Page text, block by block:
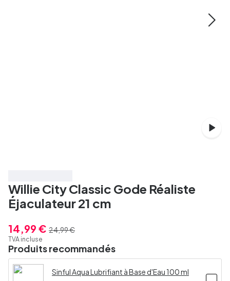
Willie City Classic Gode Réaliste
Éjaculateur 21 cm
14,99 € 24,99 €
TVA incluse
Produits recommandés
Sinful Aqua Lubrifiant à Base d'Eau 100 ml